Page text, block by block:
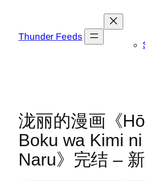
Thunder Feeds
泷丽的漫画《
Boku wa Kimi ni
Naru》完结 –